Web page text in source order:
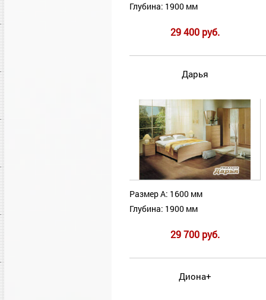
Глубина: 1900 мм
29 400 руб.
Дарья
Размер А: 1600 мм
Глубина: 1900 мм
29 700 руб.
Диона+